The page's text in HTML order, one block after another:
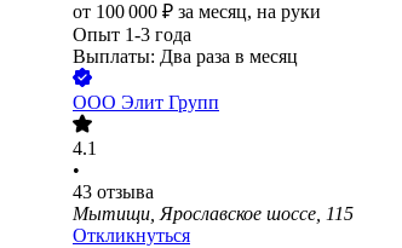
от 100 000 ₽ за месяц, на руки
Опыт 1-3 года
Выплаты: Два раза в месяц
ООО Элит Групп
4.1
•
43 отзыва
Мытищи, Ярославское шоссе, 115
Откликнуться